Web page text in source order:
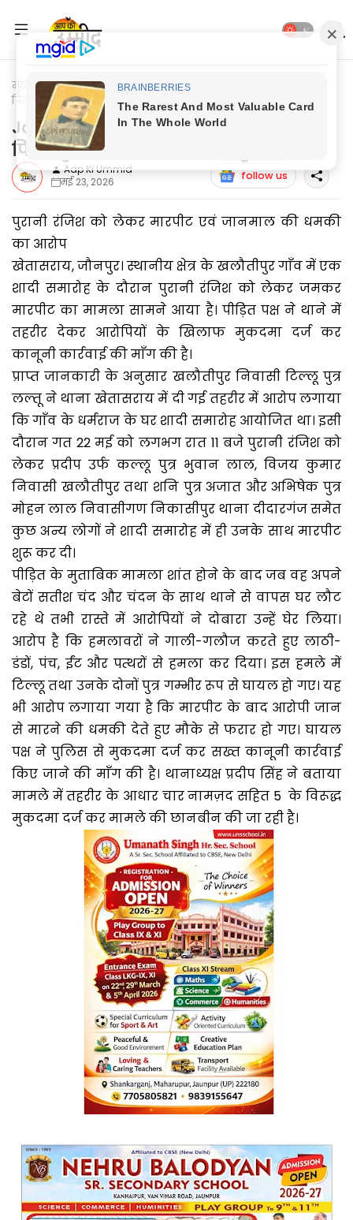
मुख्यपृष्ठ Jaunpur News
Jaunpur News: शादी समारोह से लौट रहे
पिता-पुत्रों पर हमला, कई लोग हुये घायल
Jaunpur News: शादी समारोह से लौट रहे
पिता-पुत्रों पर हमला, कई लोग हुये घायल
Aap Ki Ummid
मई 23, 2026
follow us
पुरानी रंजिश को लेकर मारपीट एवं जानमाल की धमकी
का आरोप
खेतासराय, जौनपुर। स्थानीय क्षेत्र के खलौतीपुर गाँव में एक
शादी समारोह के दौरान पुरानी रंजिश को लेकर जमकर
मारपीट का मामला सामने आया है। पीड़ित पक्ष ने थाने में
तहरीर देकर आरोपियों के खिलाफ मुकदमा दर्ज कर
कानूनी कार्रवाई की माँग की है।
प्राप्त जानकारी के अनुसार खलौतीपुर निवासी टिल्लू पुत्र
लल्तू ने थाना खेतासराय में दी गई तहरीर में आरोप लगाया
कि गाँव के धर्मराज के घर शादी समारोह आयोजित था। इसी
दौरान गत 22 मई को लगभग रात 11 बजे पुरानी रंजिश को
लेकर प्रदीप उर्फ कल्लू पुत्र भुवान लाल, विजय कुमार
निवासी खलौतीपुर तथा शनि पुत्र अजात और अभिषेक पुत्र
मोहन लाल निवासीगण निकासीपुर थाना दीदारगंज समेत
कुछ अन्य लोगों ने शादी समारोह में ही उनके साथ मारपीट
शुरू कर दी।
पीड़ित के मुताबिक मामला शांत होने के बाद जब वह अपने
बेटों सतीश चंद और चंदन के साथ थाने से वापस घर लौट
रहे थे तभी रास्ते में आरोपियों ने दोबारा उन्हें घेर लिया।
आरोप है कि हमलावरों ने गाली-गलौज करते हुए लाठी-
डंडों, पंच, ईंट और पत्थरों से हमला कर दिया। इस हमले में
टिल्लू तथा उनके दोनों पुत्र गम्भीर रूप से घायल हो गए। यह
भी आरोप लगाया गया है कि मारपीट के बाद आरोपी जान
से मारने की धमकी देते हुए मौके से फरार हो गए। घायल
पक्ष ने पुलिस से मुकदमा दर्ज कर सख्त कानूनी कार्रवाई
किए जाने की माँग की है। थानाध्यक्ष प्रदीप सिंह ने बताया
मामले में तहरीर के आधार चार नामज़द सहित 5 के विरूद्ध
मुकदमा दर्ज कर मामले की छानबीन की जा रही है।